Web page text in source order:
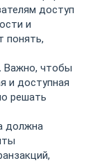
доступ
и
понять,
Важно, чтобы
и доступная
решать
должна